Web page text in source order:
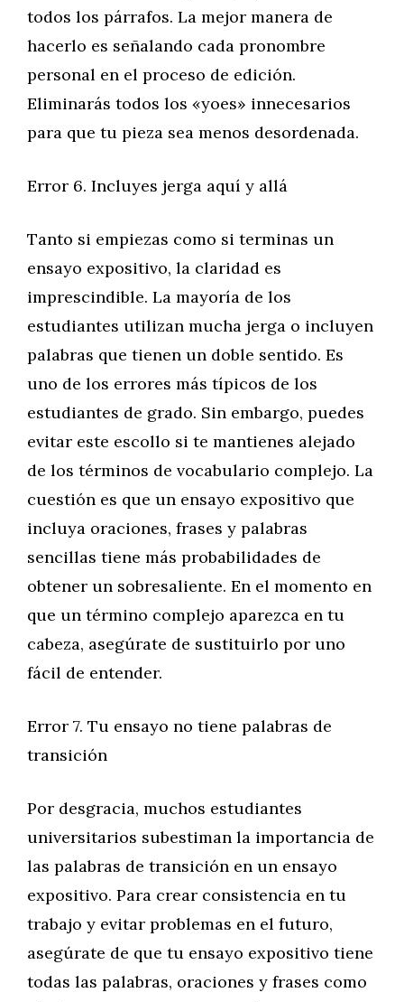
todos los párrafos. La mejor manera de
hacerlo es señalando cada pronombre
personal en el proceso de edición.
Eliminarás todos los «yoes» innecesarios
para que tu pieza sea menos desordenada.
Error 6. Incluyes jerga aquí y allá
Tanto si empiezas como si terminas un
ensayo expositivo, la claridad es
imprescindible. La mayoría de los
estudiantes utilizan mucha jerga o incluyen
palabras que tienen un doble sentido. Es
uno de los errores más típicos de los
estudiantes de grado. Sin embargo, puedes
evitar este escollo si te mantienes alejado
de los términos de vocabulario complejo. La
cuestión es que un ensayo expositivo que
incluya oraciones, frases y palabras
sencillas tiene más probabilidades de
obtener un sobresaliente. En el momento en
que un término complejo aparezca en tu
cabeza, asegúrate de sustituirlo por uno
fácil de entender.
Error 7. Tu ensayo no tiene palabras de
transición
Por desgracia, muchos estudiantes
universitarios subestiman la importancia de
las palabras de transición en un ensayo
expositivo. Para crear consistencia en tu
trabajo y evitar problemas en el futuro,
asegúrate de que tu ensayo expositivo tiene
todas las palabras, oraciones y frases como